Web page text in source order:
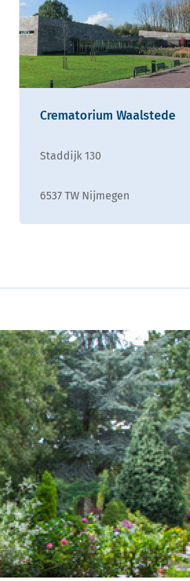
Crematorium Waalstede
Staddijk 130
6537 TW Nijmegen